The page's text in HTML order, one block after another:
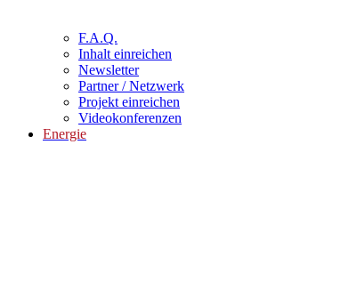
F.A.Q.
Inhalt einreichen
Newsletter
Partner / Netzwerk
Projekt einreichen
Videokonferenzen
Energie